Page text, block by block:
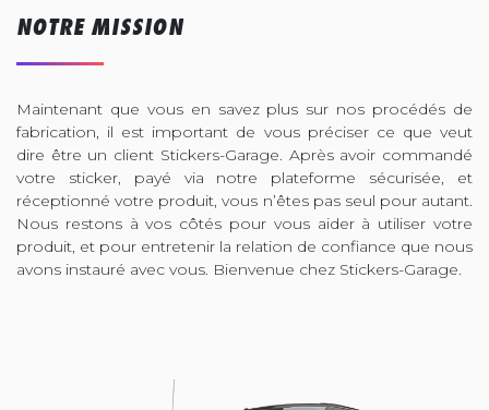
NOTRE MISSION
Maintenant que vous en savez plus sur nos procédés de
fabrication, il est important de vous préciser ce que veut
dire être un client Stickers-Garage. Après avoir commandé
votre sticker, payé via notre plateforme sécurisée, et
réceptionné votre produit, vous n’êtes pas seul pour autant.
Nous restons à vos côtés pour vous aider à utiliser votre
produit, et pour entretenir la relation de confiance que nous
avons instauré avec vous. Bienvenue chez Stickers-Garage.